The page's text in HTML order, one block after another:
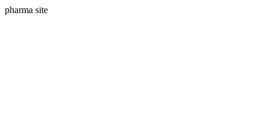
pharma site